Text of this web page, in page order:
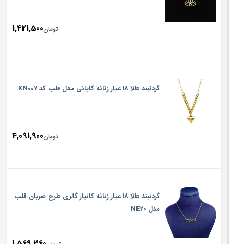
تومان1,421,500
گردنبند طلا 18 عیار زنانه کاپانی مدل قلب کد KN007
تومان4,091,900
گردنبند طلا 18 عیار زنانه کانیار گالری طرح ضربان قلب
مدل NE20